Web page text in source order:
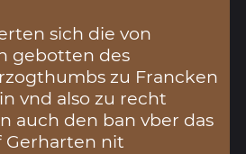
sich die von
gebotten des
zu Francken
vnd also zu recht
auch den ban vber das
Gerharten nit